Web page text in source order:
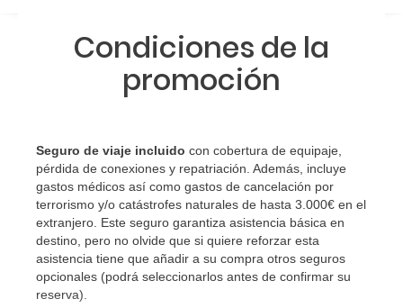
¿Con cuánta antelación tengo que estar en el
paquete vacacional en la página web?
Al realizar la reserva, uno de los servicios ha
quedado de pendiente de confirmación ¿Cómo
sabré si se confirma el viaje?
¿Cómo sé si hay plazas disponibles en el viaje que
quiero al hacer mi solicitud de reserva?
Condiciones de la
promoción
Seguro de viaje incluido con cobertura de equipaje,
pérdida de conexiones y repatriación. Además, incluye
gastos médicos así como gastos de cancelación por
terrorismo y/o catástrofes naturales de hasta 3.000€ en el
extranjero. Este seguro garantiza asistencia básica en
destino, pero no olvide que si quiere reforzar esta
asistencia tiene que añadir a su compra otros seguros
opcionales (podrá seleccionarlos antes de confirmar su
reserva)